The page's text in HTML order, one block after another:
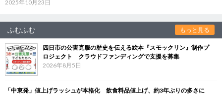
2025年10月23日
ふむふむ もっと見る
四日市の公害克服の歴史を伝える絵本『スモックリン』制作プ
ロジェクト クラウドファンディングで支援を募集
2026年8月5日
「中東発」値上げラッシュが本格化 飲食料品値上げ、約3年ぶりの多さに